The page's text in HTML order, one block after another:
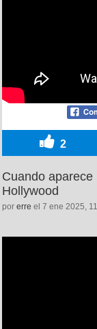
2
Cuando
Hollywood
por erre el 7 ene 2025,